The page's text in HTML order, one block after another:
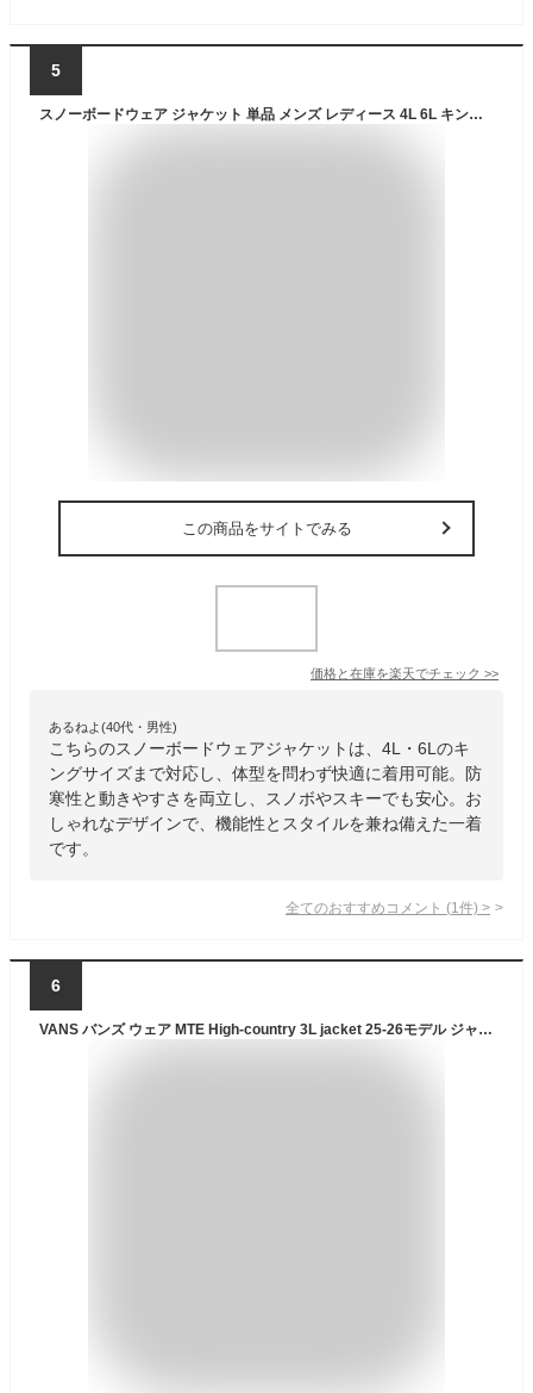
5
スノーボードウェア ジャケット 単品 メンズ レディース 4L 6L キングサイズ スキーウェア ボードウェア スノボウェア スノボーウェア スノボー ウェア ウエア スノーボード スノボ スノボー スキー スノーウェア おしゃれ 大きいサイズ POJ-40KING 《MDW》
この商品をサイトでみる
価格と在庫を楽天でチェック >>
あるねよ(40代・男性)
こちらのスノーボードウェアジャケットは、4L・6Lのキ
ングサイズまで対応し、体型を問わず快適に着用可能。防
寒性と動きやすさを両立し、スノボやスキーでも安心。お
しゃれなデザインで、機能性とスタイルを兼ね備えた一着
です。
全てのおすすめコメント (1 件) >
6
VANS バンズ ウェア MTE High-country 3L jacket 25-26モデル ジャケット